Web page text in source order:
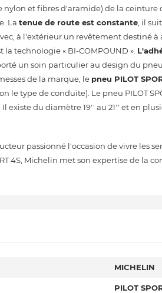
nylon et fibres d'aramide) de la
La tenue de route est constante , il
à l'extérieur un revêtement destiné à
technologie « BI-COMPOUND ».
un soin particulier au design du
de la marque, le pneu PILOT
type de conduite). Le pneu PILOT
existe du diamètre 19'' au 21'' et en
passionné l'occasion de vivre les
4S, Michelin met son expertise de la
MICHELIN
PILOT